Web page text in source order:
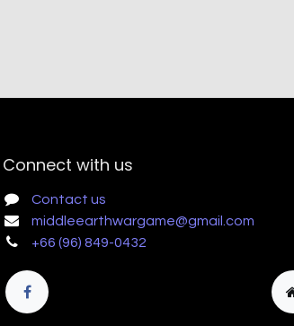
Connect with us
Contact us
middleearthwargame@gmail.com
+66 (96) 849-0432